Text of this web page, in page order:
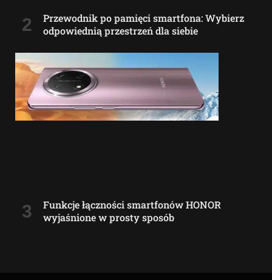
Przewodnik po pamięci smartfona: Wybierz
odpowiednią przestrzeń dla siebie
Funkcje łączności smartfonów HONOR
wyjaśnione w prosty sposób